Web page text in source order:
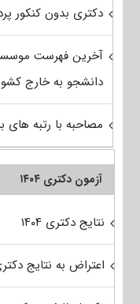
دکتری بدون کنکور
آخرین فهرست
دانشجو به خارج
مصاحبه با رتبه های
آزمون دکتری ۱۴۰۴
نتایج دکتری ۱۴۰۴
اعتراض به نتایج دکتری